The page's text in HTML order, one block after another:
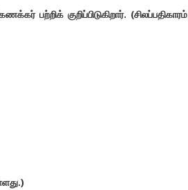
பற்றிக் குறிப்பிடுகிறார். (சிலப்பதிகாரம்